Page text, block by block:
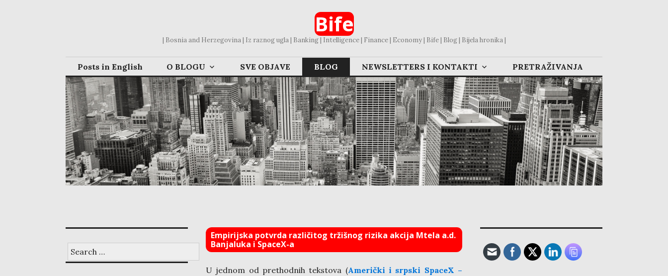
Bife
| Bosnia and Herzegovina | Iz raznog ugla | Banking | Intelligence | Finance | Economy | Bife | Blog | Bijela hronika |
Posts in English O BLOGU SVE OBJAVE BLOG NEWSLETTERS I KONTAKTI PRETRAŽIVANJA
Empirijska potvrda različitog tržišnog rizika akcija Mtela a.d.
Banjaluka i SpaceX-a
U jednom od prethodnih tekstova (Američki i srpski SpaceX –
for: